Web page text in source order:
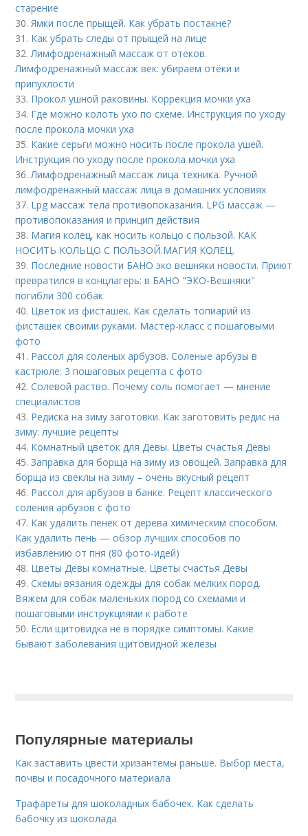
старение
30. Ямки после прыщей. Как убрать постакне?
31. Как убрать следы от прыщей на лице
32. Лимфодренажный массаж от отеков.
Лимфодренажный массаж век: убираем отёки и
припухлости
33. Прокол ушной раковины. Коррекция мочки уха
34. Где можно колоть ухо по схеме. Инструкция по уходу
после прокола мочки уха
35. Какие серьги можно носить после прокола ушей.
Инструкция по уходу после прокола мочки уха
36. Лимфодренажный массаж лица техника. Ручной
лимфодренажный массаж лица в домашних условиях
37. Lpg массаж тела противопоказания. LPG массаж —
противопоказания и принцип действия
38. Магия колец, как носить кольцо с пользой. КАК
НОСИТЬ КОЛЬЦО С ПОЛЬЗОЙ.МАГИЯ КОЛЕЦ.
39. Последние новости БАНО эко вешняки новости. Приют
превратился в концлагерь: в БАНО "ЭКО-Вешняки"
погибли 300 собак
40. Цветок из фисташек. Как сделать топиарий из
фисташек своими руками. Мастер-класс с пошаговыми
фото
41. Рассол для соленых арбузов. Соленые арбузы в
кастрюле: 3 пошаговых рецепта с фото
42.Солевой раство. Почему соль помогает — мнение
специалистов
43. Редиска на зиму заготовки. Как заготовить редис на
зиму: лучшие рецепты
44. Комнатный цветок для Девы. Цветы счастья Девы
45.Заправка для борща на зиму из овощей. Заправка для
борща из свеклы на зиму – очень вкусный рецепт
46. Рассол для арбузов в банке. Рецепт классического
соления арбузов с фото
47. Как удалить пенек от дерева химическим способом.
Как удалить пень — обзор лучших способов по
избавлению от пня (80 фото-идей)
48. Цветы Девы комнатные. Цветы счастья Девы
49.Схемы вязания одежды для собак мелких пород.
Вяжем для собак маленьких пород со схемами и
пошаговыми инструкциями к работе
50. Если щитовидка не в порядке симптомы. Какие
бывают заболевания щитовидной железы
Популярные материалы
Как заставить цвести хризантемы раньше. Выбор места,
почвы и посадочного материала
Трафареты для шоколадных бабочек. Как сделать
бабочку из шоколада.